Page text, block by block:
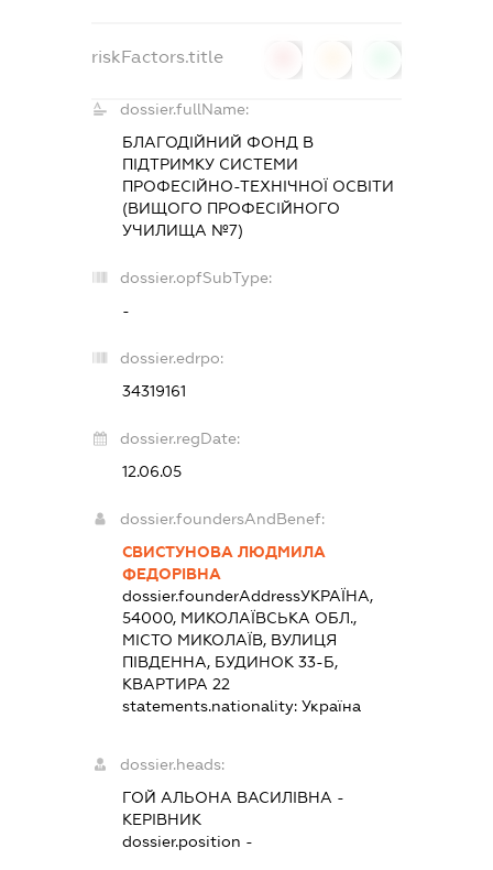
riskFactors.title
dossier.fullName:
БЛАГОДІЙНИЙ ФОНД В
ПІДТРИМКУ СИСТЕМИ
ПРОФЕСІЙНО-ТЕХНІЧНОЇ ОСВІТИ
(ВИЩОГО ПРОФЕСІЙНОГО
УЧИЛИЩА №7)
dossier.opfSubType:
-
dossier.edrpo:
34319161
dossier.regDate:
12.06.05
dossier.foundersAndBenef:
СВИСТУНОВА ЛЮДМИЛА
ФЕДОРІВНА
dossier.founderAddressУКРАЇНА,
54000, МИКОЛАЇВСЬКА ОБЛ.,
МІСТО МИКОЛАЇВ, ВУЛИЦЯ
ПІВДЕННА, БУДИНОК 33-Б,
КВАРТИРА 22
statements.nationality: Україна
dossier.heads:
ГОЙ АЛЬОНА ВАСИЛІВНА -
КЕРІВНИК
dossier.position -